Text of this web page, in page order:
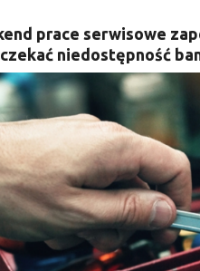
prace serwisowe
niedostępność